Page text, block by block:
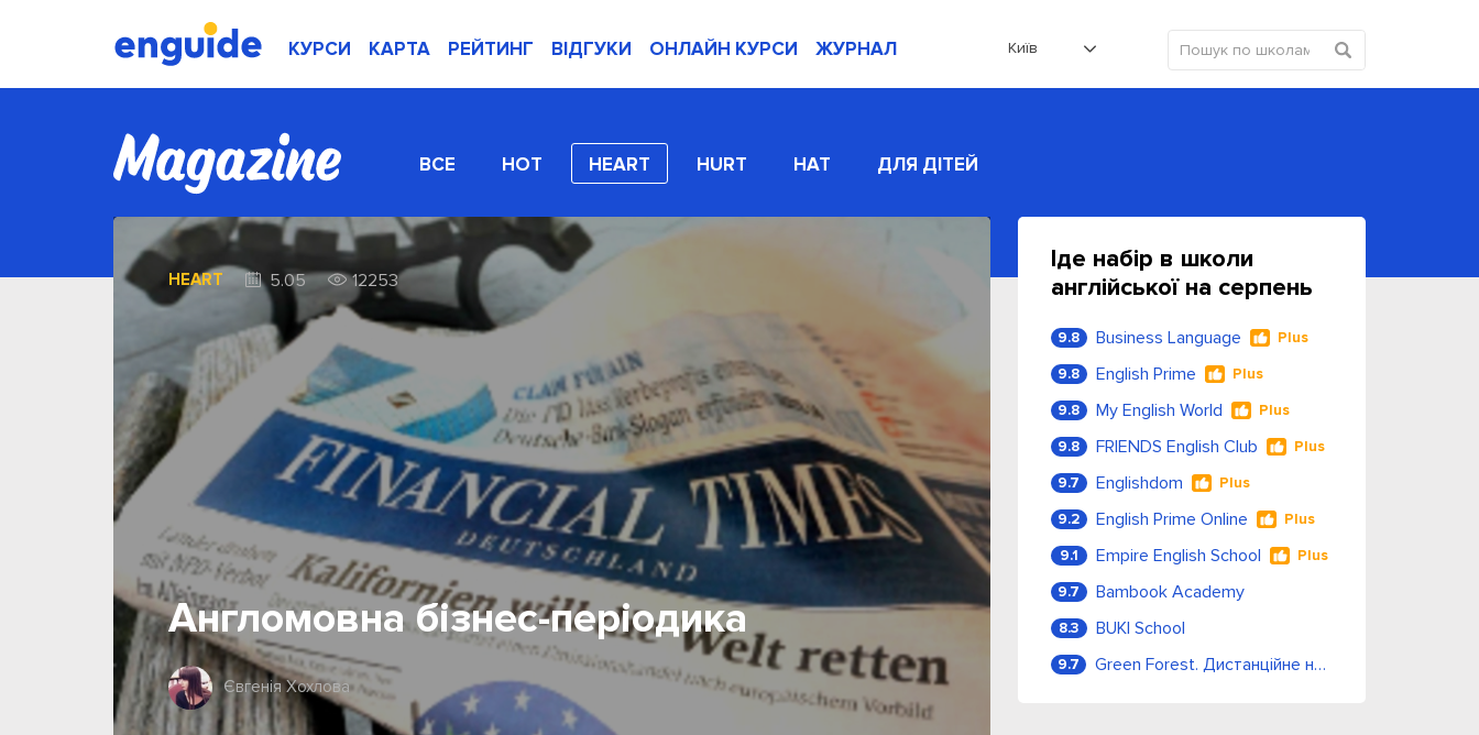
КУРСИ КАРТА РЕЙТИНГ ВІДГУКИ ОНЛАЙН КУРСИ ЖУРНАЛ Київ
ВСЕ HOT HEART HURT HAT ДЛЯ ДІТЕЙ
HEART 5.05 12253
Англомовна бізнес-періодика
Євгенія Хохлова
Іде набір в школи
англійської на серпень
9.8 Business Language Plus
9.8 English Prime Plus
9.8 My English World Plus
9.8 FRIENDS English Club Plus
9.7 Englishdom Plus
9.2 English Prime Online Plus
9.1 Empire English School Plus
9.7 Bambook Academy
8.3 BUKI School
9.7 Green Forest. Дистанційне навчання